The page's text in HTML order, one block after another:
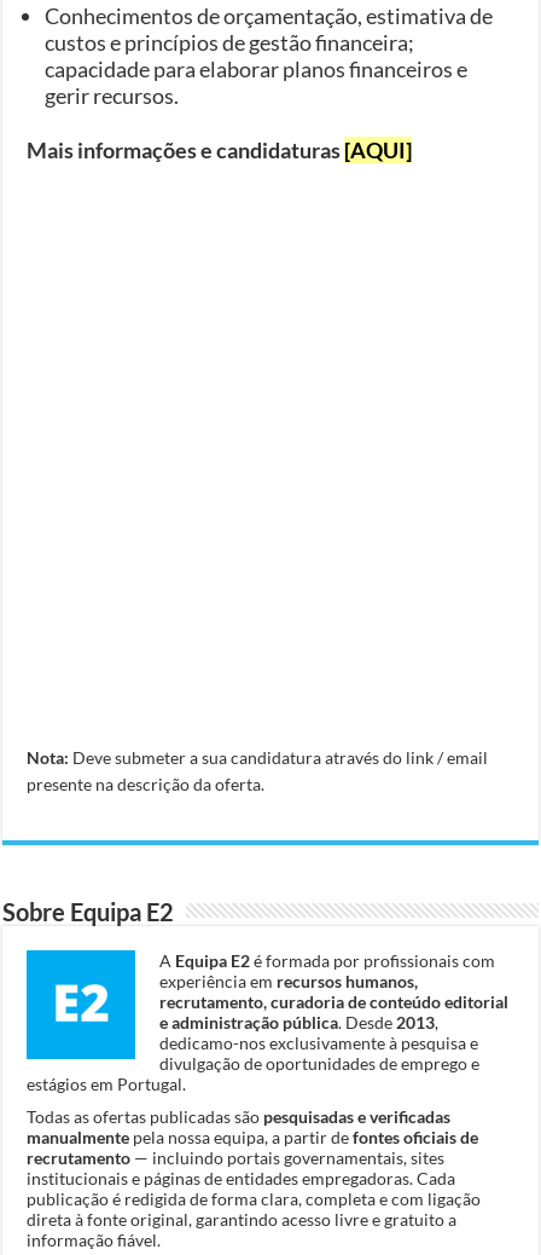
Conhecimentos de orçamentação, estimativa de
custos e princípios de gestão financeira;
capacidade para elaborar planos financeiros e
gerir recursos.
Mais informações e candidaturas[AQUI]
Nota: Deve submeter a sua candidatura através do link / email
presente na descrição da oferta.
Sobre Equipa E2
A Equipa E2é formada por profissionais com
experiência em recursos humanos,
recrutamento, curadoria de conteúdo editorial
e administração pública. Desde 2013,
dedicamo-nos exclusivamente à pesquisa e
divulgação de oportunidades de emprego e
estágios em Portugal.
Todas as ofertas publicadas são pesquisadas e verificadas
manualmente pela nossa equipa, a partir defontes oficiais de
recrutamento — incluindo portais governamentais, sites
institucionais e páginas de entidades empregadoras. Cada
publicação é redigida de forma clara, completa e com ligação
direta à fonte original, garantindo acesso livre e gratuito a
informação fiável.